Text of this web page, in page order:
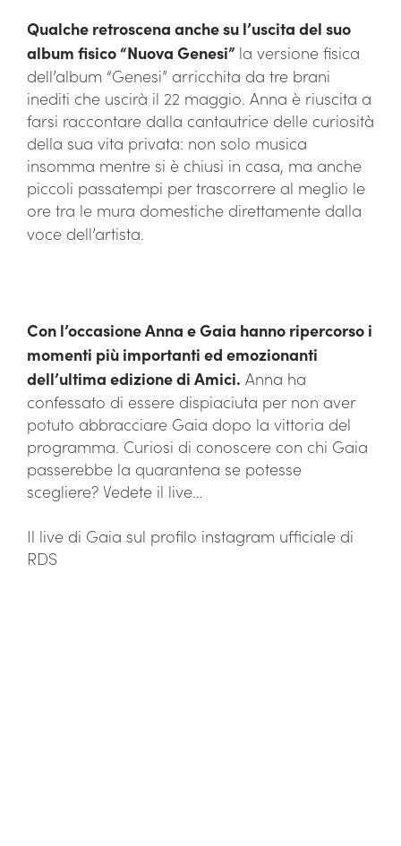
Qualche retroscena anche su l’uscita del suo
album fisico “Nuova Genesi” la versione fisica
dell’album “Genesi” arricchita da tre brani
inediti che uscirà il 22 maggio. Anna è riuscita a
farsi raccontare dalla cantautrice delle curiosità
della sua vita privata: non solo musica
insomma mentre si è chiusi in casa, ma anche
piccoli passatempi per trascorrere al meglio le
ore tra le mura domestiche direttamente dalla
voce dell’artista.
Con l’occasione Anna e Gaia hanno ripercorso i
momenti più importanti ed emozionanti
dell’ultima edizione di Amici. Anna ha
confessato di essere dispiaciuta per non aver
potuto abbracciare Gaia dopo la vittoria del
programma. Curiosi di conoscere con chi Gaia
passerebbe la quarantena se potesse
scegliere? Vedete il live…
Il live di Gaia sul profilo instagram ufficiale di
RDS